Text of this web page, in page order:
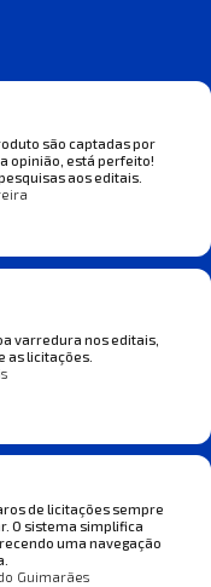
são captadas por
opinião, está perfeito!
aos editais.
varredura nos editais,
as licitações.
de licitações sempre
O sistema simplifica
uma navegação
Guimarães